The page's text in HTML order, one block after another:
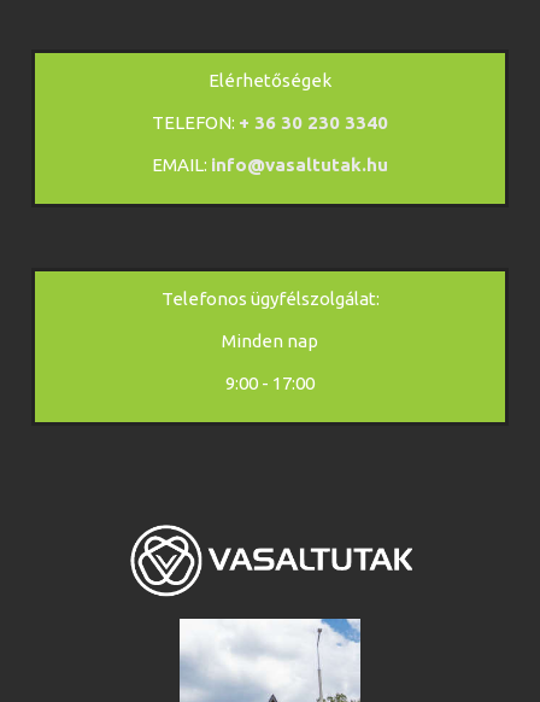
Elérhetőségek
TELEFON: + 36 30 230 3340
EMAIL: info@vasaltutak.hu
Telefonos ügyfélszolgálat:
Minden nap
9:00 - 17:00